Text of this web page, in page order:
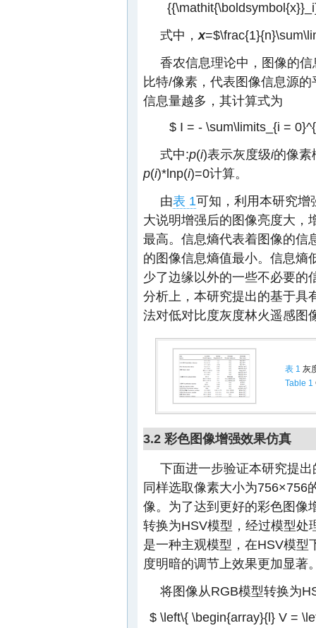
式中， x=
香农信息理论中，图像的
比特/像素，代表图像信息源
信息量越多，其计算式为
$ I = - \sum\limits_{i =
式中:p(i)表示灰度级i的像素
p(i)*lnp(i)=0计算。
由表 1可知，利用本研究增
大说明增强后的图像亮度大，
最高。信息熵代表着图像的信
的图像信息熵值最小。信息熵
少了边缘以外的一些不必要的
分析上，本研究提出的基于具
法对低对比度灰度林火遥感图
表 1 灰
Table 1
3.2 彩色图像增强效果仿真
下面进一步验证本研究提
同样选取像素大小为756×756
像。为了达到更好的彩色图像
转换为HSV模型，经过模型处
是一种主观模型，在HSV模型
度明暗的调节上效果更加显著
将图像从RGB模型转换为
$ \left\{ \begin{array}{l} V =